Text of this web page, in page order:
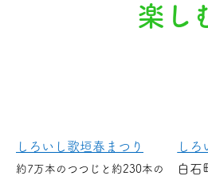
楽し
しろいし歌垣春まつり
約7万本のつつじと約230本の
しろ
白石